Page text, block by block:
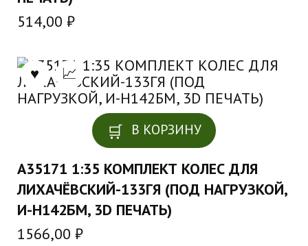
514,00 ₽
В КОРЗИНУ
A35171 1:35 КОМПЛЕКТ КОЛЕС ДЛЯ
ЛИХАЧЁВСКИЙ-133ГЯ (ПОД НАГРУЗКОЙ,
И-Н142БМ, 3D ПЕЧАТЬ)
1566,00 ₽